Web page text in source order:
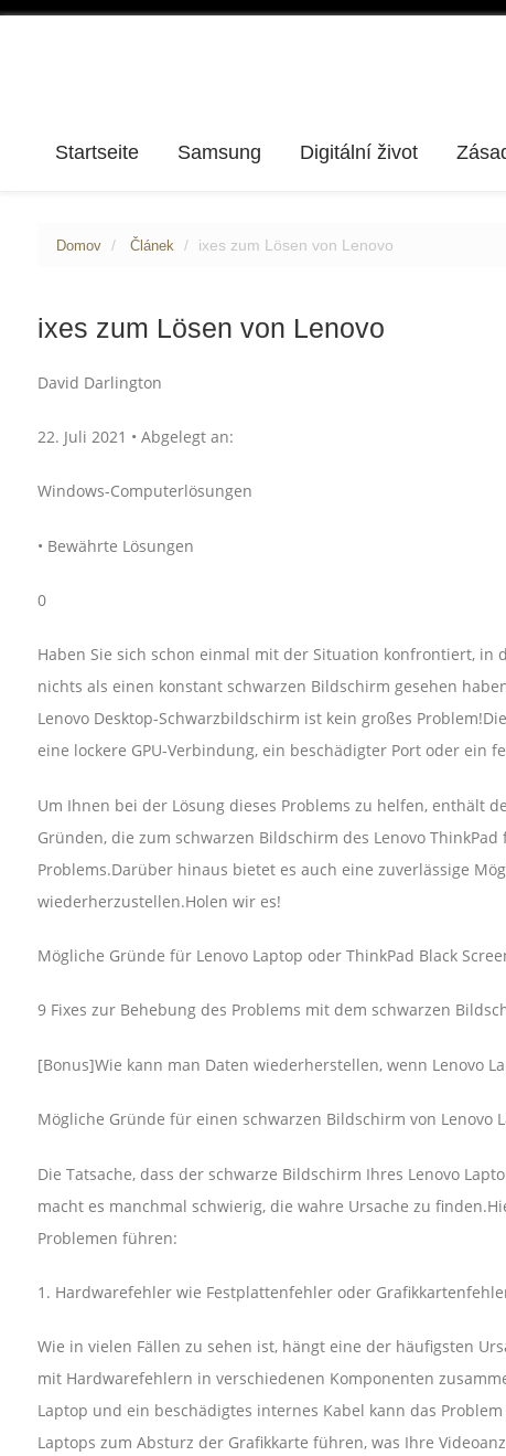
Startseite Samsung Digitální život
Domov Článek ixes zum Lösen von Lenovo
ixes zum Lösen von Lenovo
David Darlington
22. Juli 2021 • Abgelegt an:
Windows-Computerlösungen
• Bewährte Lösungen
0
Haben Sie sich schon einmal mit der Situation konfrontiert,
nichts als einen konstant schwarzen Bildschirm gesehen
Lenovo Desktop-Schwarzbildschirm ist kein großes
eine lockere GPU-Verbindung, ein beschädigter Port oder ein
Um Ihnen bei der Lösung dieses Problems zu helfen, enthält
Gründen, die zum schwarzen Bildschirm des Lenovo
Problems.Darüber hinaus bietet es auch eine zuverlässige
wiederherzustellen.Holen wir es!
Mögliche Gründe für Lenovo Laptop oder ThinkPad Black
9 Fixes zur Behebung des Problems mit dem schwarzen
[Bonus]Wie kann man Daten wiederherstellen, wenn Lenovo
Mögliche Gründe für einen schwarzen Bildschirm von Lenovo
Die Tatsache, dass der schwarze Bildschirm Ihres Lenovo
macht es manchmal schwierig, die wahre Ursache zu
Problemen führen:
1. Hardwarefehler wie Festplattenfehler oder
Wie in vielen Fällen zu sehen ist, hängt eine der häufigsten
mit Hardwarefehlern in verschiedenen Komponenten
Laptop und ein beschädigtes internes Kabel kann das
Laptops zum Absturz der Grafikkarte führen, was Ihre